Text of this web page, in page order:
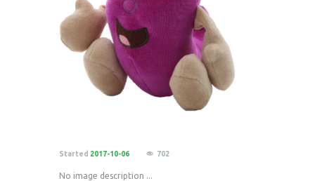
Started 2017-10-06 702
No image description ...